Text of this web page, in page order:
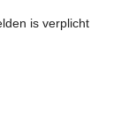
is verplicht